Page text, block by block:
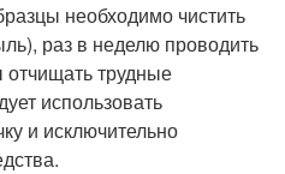
необходимо чистить
раз в неделю проводить
отчищать трудные
использовать
и исключительно